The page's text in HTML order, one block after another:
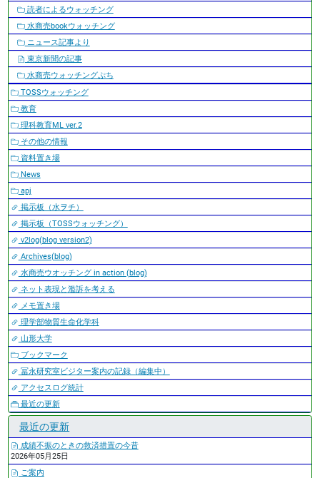
読者によるウォッチング
水商売bookウォッチング
ニュース記事より
東京新聞の記事
水商売ウォッチングぷち
TOSSウォッチング
教育
理科教育ML ver.2
その他の情報
資料置き場
News
apj
掲示板（水ヲチ）
掲示板（TOSSウォッチング）
v2log(blog version2)
Archives(blog)
水商売ウオッチング in action (blog)
ネット表現と濫訴を考える
メモ置き場
理学部物質生命化学科
山形大学
ブックマーク
冨永研究室ビジター案内の記録（編集中）
アクセスログ統計
最近の更新
最近の更新
成績不振のときの救済措置の今昔
2026年05月25日
ご案内